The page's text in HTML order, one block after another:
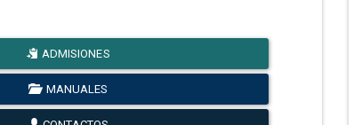
ADMISIONES
MANUALES